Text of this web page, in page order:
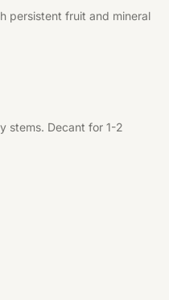
persistent fruit and mineral
stems. Decant for 1-2